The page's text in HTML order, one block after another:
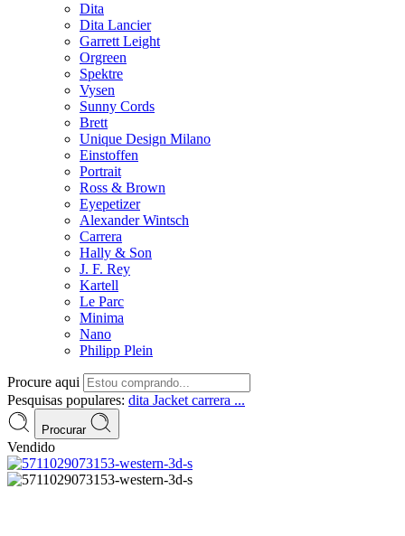
Dita
Dita Lancier
Garrett Leight
Orgreen
Spektre
Vysen
Sunny Cords
Brett
Unique Design Milano
Einstoffen
Portrait
Ross & Brown
Eyepetizer
Alexander Wintsch
Carrera
Hally & Son
J. F. Rey
Kartell
Le Parc
Minima
Nano
Philipp Plein
Procure aqui
Pesquisas populares: dita Jacket carrera ...
Procurar
Vendido